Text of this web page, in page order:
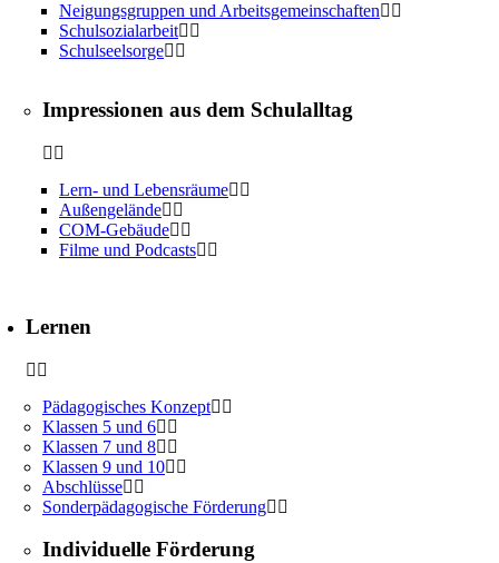
Neigungsgruppen und Arbeitsgemeinschaften
Schulsozialarbeit
Schulseelsorge
Impressionen aus dem Schulalltag
Lern- und Lebensräume
Außengelände
COM-Gebäude
Filme und Podcasts
Lernen
Pädagogisches Konzept
Klassen 5 und 6
Klassen 7 und 8
Klassen 9 und 10
Abschlüsse
Sonderpädagogische Förderung
Individuelle Förderung